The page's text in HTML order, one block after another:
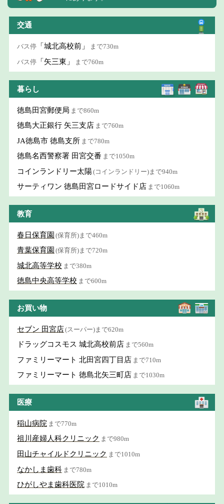
交通
バス停 「城北高校前」 まで730m
バス停 「矢三東」 まで760m
暮らし
徳島田宮郵便局 まで860m
徳島大正銀行 矢三支店 まで760m
JA徳島市 徳島支所 まで780m
徳島名西警察署 田宮交番 まで1050m
コインランドリー太陽(コインランドリー)まで940m
サーティワン 徳島田宮ロードサイド店 まで1060m
教育
春日保育園 (保育所)まで460m
青葉保育園 (保育所)まで720m
城北高等学校 まで380m
徳島中央高等学校 まで600m
お買い物
セブン 田宮店(スーパー)まで620m
ドラッグコスモス 城北高校前店 まで560m
ファミリーマート 北田宮四丁目店 まで710m
ファミリーマート 徳島北矢三町店 まで1030m
医療
稲山病院 まで770m
祖川産婦人科クリニック まで980m
田山チャイルドクリニック まで1010m
なかしま歯科 まで780m
ひがしやま歯科医院 まで1010m